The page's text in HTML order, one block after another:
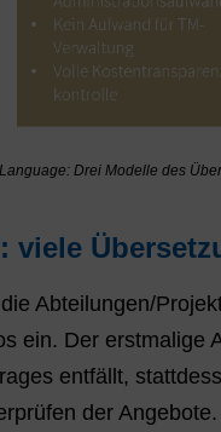
Drei Modelle des
viele
Abteilungen/
ein. Der erstmalige
entfällt,
der